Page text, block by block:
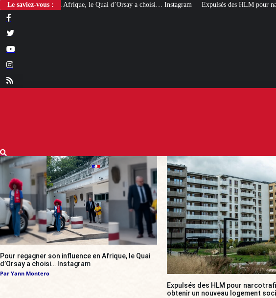
Le saviez-vous :
le Quai d’Orsay a choisi… Instagram Expulsés des HLM pour narcotrafic, peuvent-ils
Pour regagner son influence en Afrique, le Quai
d’Orsay a choisi… Instagram
Par Yann Montero
Expulsés des HLM pour
obtenir un nouveau logement